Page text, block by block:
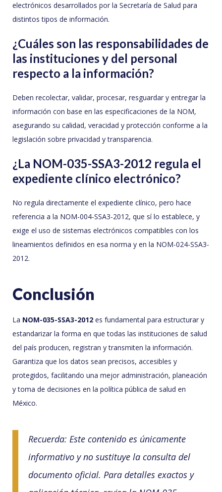
electrónicos desarrollados por la Secretaría de Salud para
distintos tipos de información.
¿Cuáles son las responsabilidades de
las instituciones y del personal
respecto a la información?
Deben recolectar, validar, procesar, resguardar y entregar la
información con base en las especificaciones de la NOM,
asegurando su calidad, veracidad y protección conforme a la
legislación sobre privacidad y transparencia.
¿La NOM-035-SSA3-2012 regula el
expediente clínico electrónico?
No regula directamente el expediente clínico, pero hace
referencia a la NOM-004-SSA3-2012, que sí lo establece, y
exige el uso de sistemas electrónicos compatibles con los
lineamientos definidos en esa norma y en la NOM-024-SSA3-
2012.
Conclusión
La NOM-035-SSA3-2012 es fundamental para estructurar y
estandarizar la forma en que todas las instituciones de salud
del país producen, registran y transmiten la información.
Garantiza que los datos sean precisos, accesibles y
protegidos, facilitando una mejor administración, planeación
y toma de decisiones en la política pública de salud en
México.
Recuerda: Este contenido es únicamente
informativo y no sustituye la consulta del
documento oficial. Para detalles exactos y